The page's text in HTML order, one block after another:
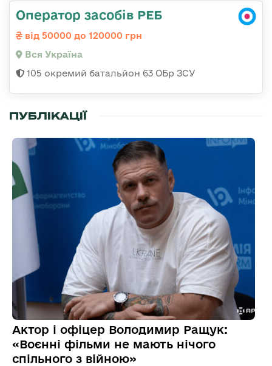
Оператор засобів РЕБ
від 50000 до 120000 грн
Вся Україна
105 окремий батальйон 63 ОБр ЗСУ
ПУБЛІКАЦІЇ
Актор і офіцер Володимир Ращук:
«Воєнні фільми не мають нічого
спільного з війною»